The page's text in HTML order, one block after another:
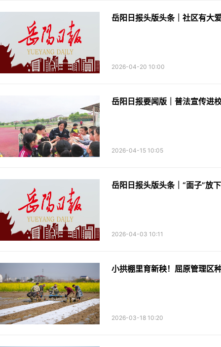
2026-04-20 10:00
岳阳日报要闻版｜普法宣传进
2026-04-15 10:05
岳阳日报头版头条｜“面子”放
2026-04-03 10:11
小拱棚里育新秧！屈原管理区
2026-03-18 10:20